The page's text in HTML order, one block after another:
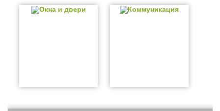
Окна и двери Коммуникация